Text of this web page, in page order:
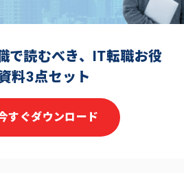
で読むべき、IT転職お役
料3点セット
すぐダウンロード